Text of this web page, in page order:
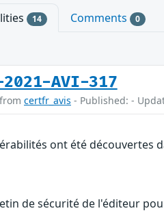
14 Comments 0
2021-AVI-317
certfr_avis - Published: -
ont été découvertes
de sécurité de l'éditeur